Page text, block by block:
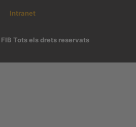
Intranet
Tots els drets reservats